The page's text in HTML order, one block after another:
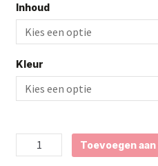
tot
Inhoud
Kleur
Drost
Devetaal
Toevoegen